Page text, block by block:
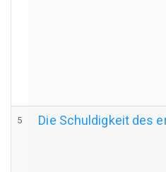
5 Die Schuldigkeit des